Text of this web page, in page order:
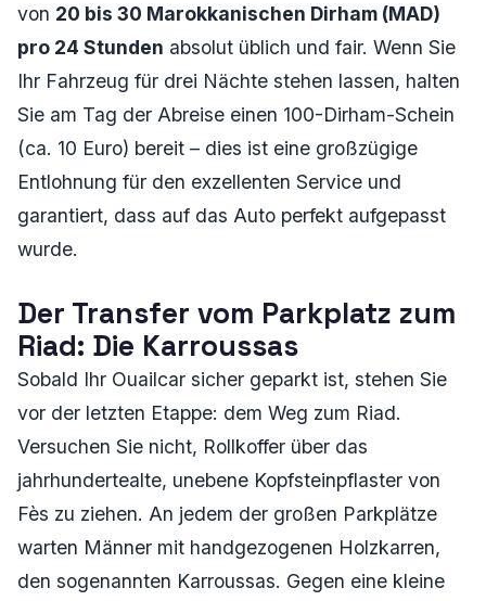
von 20 bis 30 Marokkanischen Dirham (MAD)
pro 24 Stunden absolut üblich und fair. Wenn Sie
Ihr Fahrzeug für drei Nächte stehen lassen, halten
Sie am Tag der Abreise einen 100-Dirham-Schein
(ca. 10 Euro) bereit – dies ist eine großzügige
Entlohnung für den exzellenten Service und
garantiert, dass auf das Auto perfekt aufgepasst
wurde.
Der Transfer vom Parkplatz zum
Riad: Die Karroussas
Sobald Ihr Ouailcar sicher geparkt ist, stehen Sie
vor der letzten Etappe: dem Weg zum Riad.
Versuchen Sie nicht, Rollkoffer über das
jahrhundertealte, unebene Kopfsteinpflaster von
Fès zu ziehen. An jedem der großen Parkplätze
warten Männer mit handgezogenen Holzkarren,
den sogenannten Karroussas. Gegen eine kleine